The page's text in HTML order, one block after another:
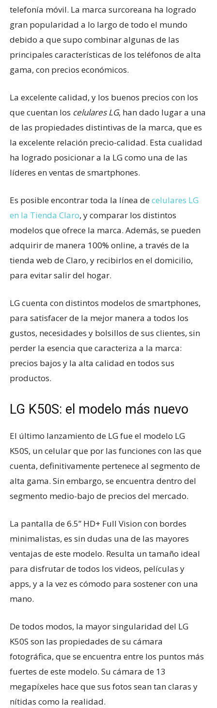
telefonía móvil. La marca surcoreana ha logrado
gran popularidad a lo largo de todo el mundo
debido a que supo combinar algunas de las
principales características de los teléfonos de alta
gama, con precios económicos.
La excelente calidad, y los buenos precios con los
que cuentan los celulares LG, han dado lugar a una
de las propiedades distintivas de la marca, que es
la excelente relación precio-calidad. Esta cualidad
ha logrado posicionar a la LG como una de las
líderes en ventas de smartphones.
Es posible encontrar toda la línea decelulares LG
en la Tienda Claro, y comparar los distintos
modelos que ofrece la marca. Además, se pueden
adquirir de manera 100% online, a través de la
tienda web de Claro, y recibirlos en el domicilio,
para evitar salir del hogar.
LG cuenta con distintos modelos de smartphones,
para satisfacer de la mejor manera a todos los
gustos, necesidades y bolsillos de sus clientes, sin
perder la esencia que caracteriza a la marca:
precios bajos y la alta calidad en todos sus
productos.
LG K50S: el modelo más nuevo
El último lanzamiento de LG fue el modelo LG
K50S, un celular que por las funciones con las que
cuenta, definitivamente pertenece al segmento de
alta gama. Sin embargo, se encuentra dentro del
segmento medio-bajo de precios del mercado.
La pantalla de 6.5” HD+ Full Vision con bordes
minimalistas, es sin dudas una de las mayores
ventajas de este modelo. Resulta un tamaño ideal
para disfrutar de todos los videos, películas y
apps, y a la vez es cómodo para sostener con una
mano.
De todos modos, la mayor singularidad del LG
K50S son las propiedades de su cámara
fotográfica, que se encuentra entre los puntos más
fuertes de este modelo. Su cámara de 13
megapíxeles hace que sus fotos sean tan claras y
nítidas como la realidad.